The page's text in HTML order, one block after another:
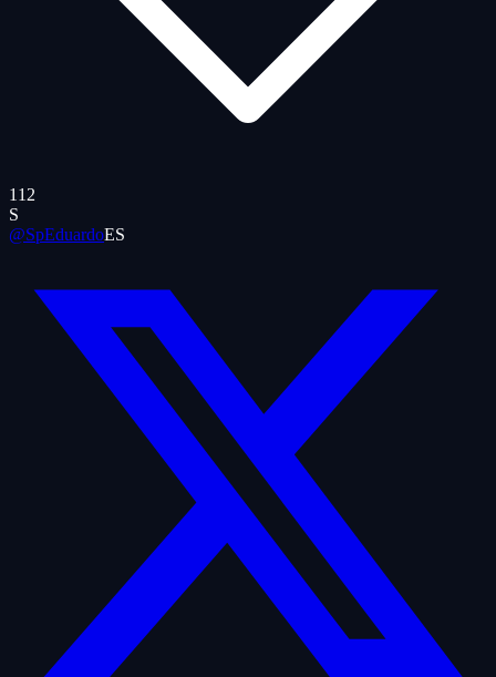
112
S
@SpEduardoES